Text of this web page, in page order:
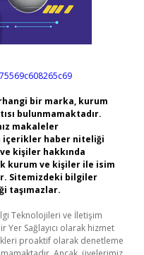
bir marka, kurum
bulunmamaktadır.
makaleler
içerikler haber niteliği
kişiler hakkında
kurum ve kişiler ile isim
Sitemizdeki bilgiler
taşımazlar.
Teknolojileri ve İletişim
Yer Sağlayıcı olarak hizmet
proaktif olarak denetleme